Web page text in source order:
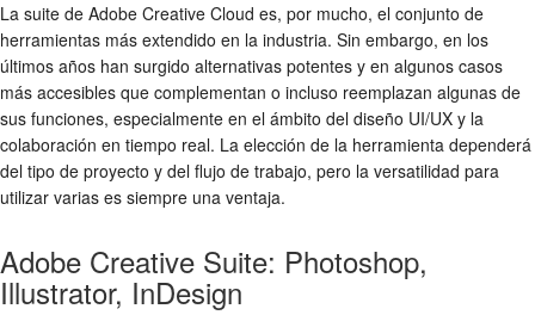
La suite de Adobe Creative Cloud es, por mucho, el conjunto de
herramientas más extendido en la industria. Sin embargo, en los
últimos años han surgido alternativas potentes y en algunos casos
más accesibles que complementan o incluso reemplazan algunas de
sus funciones, especialmente en el ámbito del diseño UI/UX y la
colaboración en tiempo real. La elección de la herramienta dependerá
del tipo de proyecto y del flujo de trabajo, pero la versatilidad para
utilizar varias es siempre una ventaja.
Adobe Creative Suite: Photoshop,
Illustrator, InDesign